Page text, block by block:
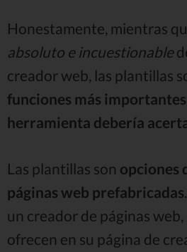
Honestamente, mientras
absoluto e incuestionable
creador web, las plantillas
funciones más
herramienta debería
Las plantillas son opciones
páginas web prefabricadas
un creador de páginas
ofrecen en su página de